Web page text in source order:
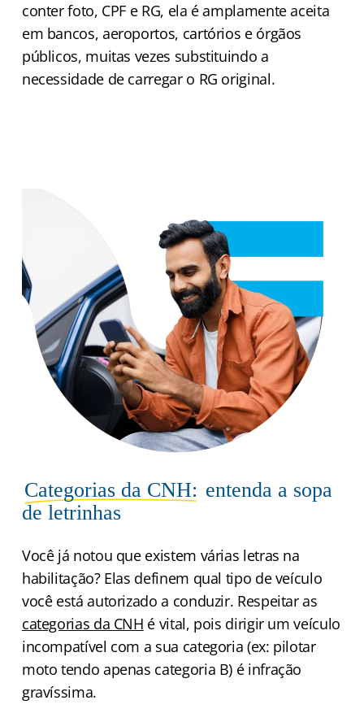
conter foto, CPF e RG, ela é amplamente aceita
em bancos, aeroportos, cartórios e órgãos
públicos, muitas vezes substituindo a
necessidade de carregar o RG original.
Categorias da CNH: entenda a sopa
de letrinhas
Você já notou que existem várias letras na
habilitação? Elas definem qual tipo de veículo
você está autorizado a conduzir. Respeitar as
categorias da CNH é vital, pois dirigir um veículo
incompatível com a sua categoria (ex: pilotar
moto tendo apenas categoria B) é infração
gravíssima.